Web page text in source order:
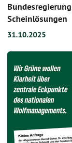
Scheinlösungen
31.10.2025